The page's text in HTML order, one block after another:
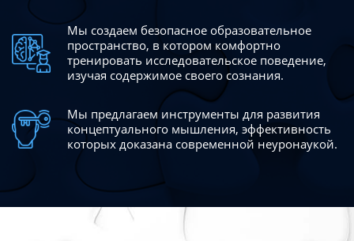
Мы создаем безопасное образовательное
пространство, в котором комфортно
тренировать исследовательское поведение,
изучая содержимое своего сознания.
Мы предлагаем инструменты для развития
концептуального мышления, эффективность
которых доказана современной неуронаукой.